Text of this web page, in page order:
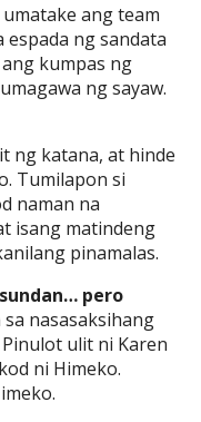
ang team
espada ng sandata
kumpas ng
ng sayaw.
ng katana, at hinde
Tumilapon si
naman na
isang matindeng
pinamalas.
pero
nasasaksihang
ulit ni Karen
ni Himeko.